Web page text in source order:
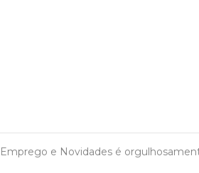
Emprego e Novidades é